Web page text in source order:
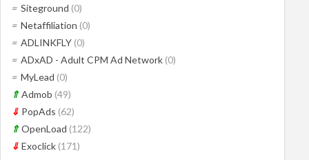
= Siteground (0)
= Netaffiliation (0)
= ADLINKFLY (0)
= ADxAD - Adult CPM Ad Network (0)
= MyLead (0)
⇑Admob (49)
⇓ PopAds (62)
⇑OpenLoad (122)
⇓ Exoclick (171)